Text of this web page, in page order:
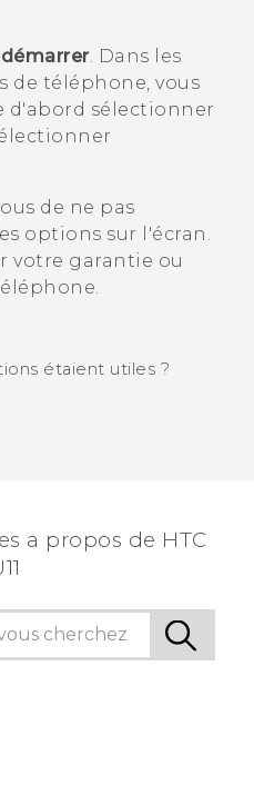
. Dans les
de téléphone, vous
d'abord sélectionner
de ne pas
options sur l'écran.
votre garantie ou
étaient utiles ?
a propos de HTC